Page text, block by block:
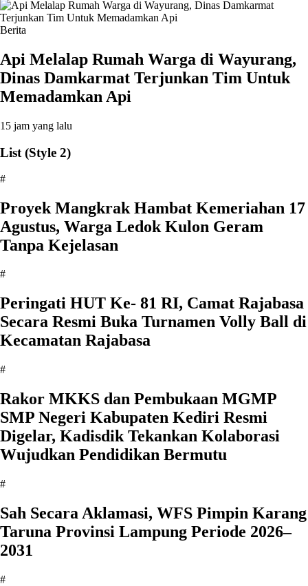
Berita
Api Melalap Rumah Warga di Wayurang,
Dinas Damkarmat Terjunkan Tim Untuk
Memadamkan Api
15 jam yang lalu
List (Style 2)
#
‎Proyek Mangkrak Hambat Kemeriahan 17
Agustus, Warga Ledok Kulon Geram
Tanpa Kejelasan
#
Peringati HUT Ke- 81 RI, Camat Rajabasa
Secara Resmi Buka Turnamen Volly Ball di
Kecamatan Rajabasa
#
Rakor MKKS dan Pembukaan MGMP
SMP Negeri Kabupaten Kediri Resmi
Digelar, Kadisdik Tekankan Kolaborasi
Wujudkan Pendidikan Bermutu
#
Sah Secara Aklamasi, WFS Pimpin Karang
Taruna Provinsi Lampung Periode 2026–
2031
#